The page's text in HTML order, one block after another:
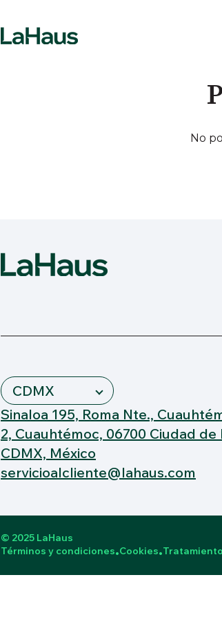
No
Sinaloa 195, Roma Nte.,
2, Cuauhtémoc, 06700 Ciudad de
CDMX, México
servicioalcliente@lahaus.com
© 2025 LaHaus
Términos y condiciones•Cookies•